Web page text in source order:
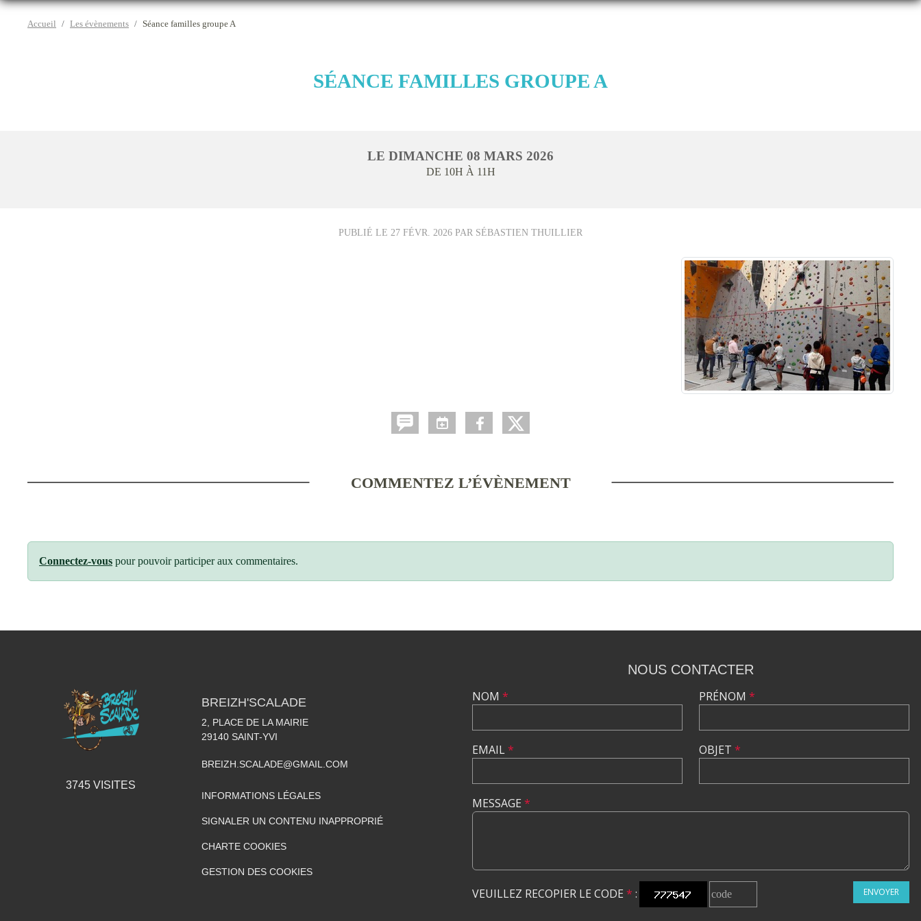
Accueil Les évènements Séance familles groupe A
SÉANCE FAMILLES GROUPE A
LE DIMANCHE 08 MARS 2026
DE 10H À 11H
PUBLIÉ LE 27 FÉVR. 2026 PAR SÉBASTIEN THUILLIER
COMMENTEZ L’ÉVÈNEMENT
Connectez-vous pour pouvoir participer aux commentaires.
3745 VISITES
BREIZH'SCALADE
2, PLACE DE LA MAIRIE
29140 SAINT-YVI
BREIZH.SCALADE@GMAIL.COM
INFORMATIONS LÉGALES
SIGNALER UN CONTENU INAPPROPRIÉ
CHARTE COOKIES
GESTION DES COOKIES
NOUS CONTACTER
NOM *
EMAIL*
PRÉNOM *
OBJET *
MESSAGE *
VEUILLEZ RECOPIER LE CODE * : ENVOYER